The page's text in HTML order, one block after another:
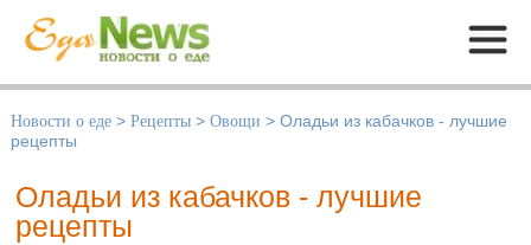
Меню
Новости о еде > Рецепты > Овощи > Оладьи из кабачков - лучшие
рецепты
Оладьи из кабачков - лучшие
рецепты